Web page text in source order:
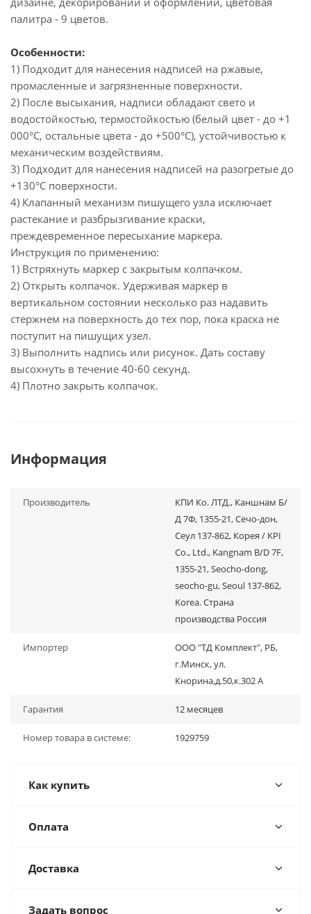
палитра - 9 цветов.
Особенности:
1) Подходит для нанесения надписей на ржавые,
промасленные и загрязненные поверхности.
2) После высыхания, надписи обладают свето и
водостойкостью, термостойкостью (белый цвет - до +1
000°С, остальные цвета - до +500°С), устойчивостью к
механическим воздействиям.
3) Подходит для нанесения надписей на разогретые до
+130°С поверхности.
4) Клапанный механизм пишущего узла исключает
растекание и разбрызгивание краски,
преждевременное пересыхание маркера.
Инструкция по применению:
1) Встряхнуть маркер с закрытым колпачком.
2) Открыть колпачок. Удерживая маркер в
вертикальном состоянии несколько раз надавить
стержнем на поверхность до тех пор, пока краска не
поступит на пишущих узел.
3) Выполнить надпись или рисунок. Дать составу
высохнуть в течение 40-60 секунд.
4) Плотно закрыть колпачок.
Информация
Производитель
КПИ Ко. ЛТД., Каншнам Б/
Д 7Ф, 1355-21, Сечо-дон,
Сеул 137-862, Корея / KPI
Co., Ltd., Kangnam B/D 7F,
1355-21, Seocho-dong,
seocho-gu, Seoul 137-862,
Korea. Страна
производства Россия
Импортер
ООО "ТД Комплект", РБ,
г.Минск, ул.
Кнорина,д.50,к.302 А
Гарантия 12 месяцев
Номер товара в системе: 1929759
Как купить
Оплата
Доставка
Задать вопрос